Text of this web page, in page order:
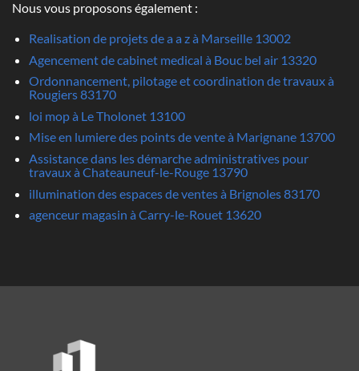
Nous vous proposons également :
Realisation de projets de a a z à Marseille 13002
Agencement de cabinet medical à Bouc bel air 13320
Ordonnancement, pilotage et coordination de travaux à
Rougiers 83170
loi mop à Le Tholonet 13100
Mise en lumiere des points de vente à Marignane 13700
Assistance dans les démarche administratives pour
travaux à Chateauneuf-le-Rouge 13790
illumination des espaces de ventes à Brignoles 83170
agenceur magasin à Carry-le-Rouet 13620